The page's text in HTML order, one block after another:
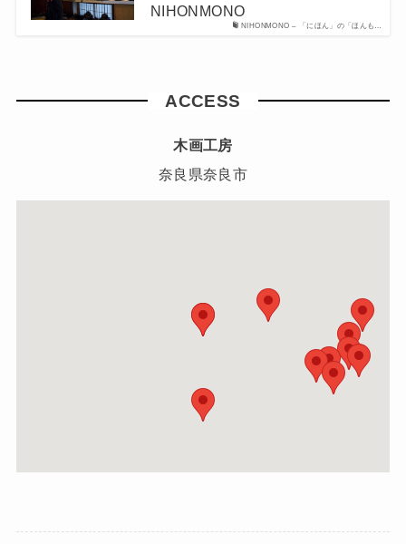
NIHONMONO – 「にほん」の「ほんも…
NIHONMONO
ACCESS
木画工房
奈良県奈良市